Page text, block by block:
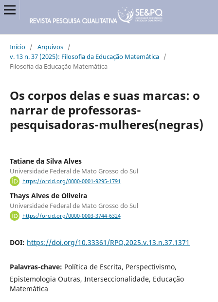
Início / Arquivos /
v. 13 n. 37 (2025): Filosofia da Educação Matemática /
Filosofia da Educação Matemática
Os corpos delas e suas marcas: o
narrar de professoras-
pesquisadoras-mulheres(negras)
Tatiane da Silva Alves
Universidade Federal de Mato Grosso do Sul
https://orcid.org/0000-0001-9295-1791
Thays Alves de Oliveira
Universidade Federal de Mato Grosso do Sul
https://orcid.org/0000-0003-3744-6324
DOI: https://doi.org/10.33361/RPQ.2025.v.13.n.37.1371
Palavras-chave: Política de Escrita, Perspectivismo,
Epistemologia Outras, Interseccionalidade, Educação
Matemática